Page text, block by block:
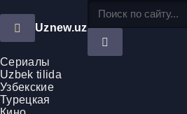
Uznew.uz
Сериалы
Uzbek tilida
Узбекские
Турецкая